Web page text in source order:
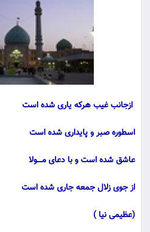
ازجانب غیب هرکه یاری شده است
اسطوره صبر و پایداری شده است
عاشق شده است و با دعای مــــولا
از جوی زلال جمعه جاری شده است
(عظیمی نیا )